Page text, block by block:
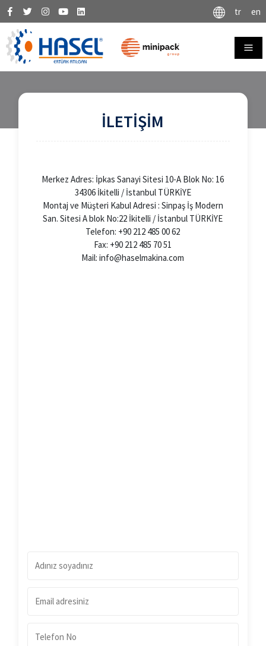
tr en
İLETİŞİM
Merkez Adres: İpkas Sanayi Sitesi 10-A Blok No: 16
34306 İkitelli / İstanbul TÜRKİYE
Montaj ve Müşteri Kabul Adresi : Sinpaş İş Modern
San. Sitesi A blok No:22 İkitelli / İstanbul TÜRKİYE
Telefon: +90 212 485 00 62
Fax: +90 212 485 70 51
Mail: info@haselmakina.com